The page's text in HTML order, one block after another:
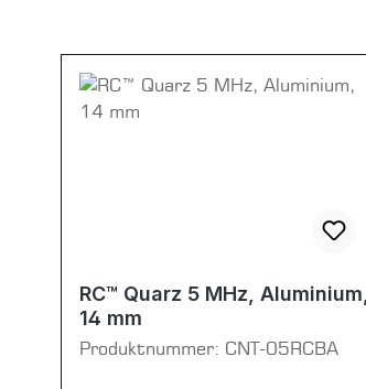
RC™ Quarz 5 MHz, Aluminium,
14 mm
Produktnummer: CNT-05RCBA